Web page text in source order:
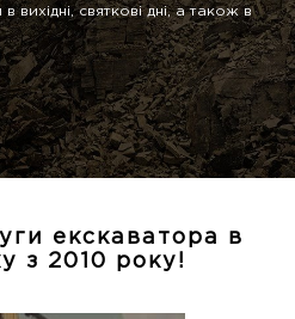
вихідні, святкові дні, а також в
екскаватора в
з 2010 року!